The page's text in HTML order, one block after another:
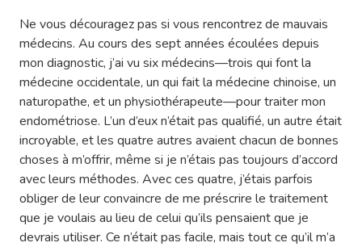
Ne vous découragez pas si vous rencontrez de mauvais
médecins. Au cours des sept années écoulées depuis
mon diagnostic, j’ai vu six médecins—trois qui font la
médecine occidentale, un qui fait la médecine chinoise, un
naturopathe, et un physiothérapeute—pour traiter mon
endométriose. L’un d’eux n’était pas qualifié, un autre était
incroyable, et les quatre autres avaient chacun de bonnes
choses à m’offrir, même si je n’étais pas toujours d’accord
avec leurs méthodes. Avec ces quatre, j’étais parfois
obliger de leur convaincre de me préscrire le traitement
que je voulais au lieu de celui qu’ils pensaient que je
devrais utiliser. Ce n’était pas facile, mais tout ce qu’il m’a